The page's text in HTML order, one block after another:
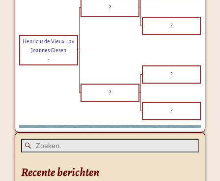
?
?
Henricus de Vieux i.p.v.
Joannes Giesen
-
?
?
?
Recente berichten